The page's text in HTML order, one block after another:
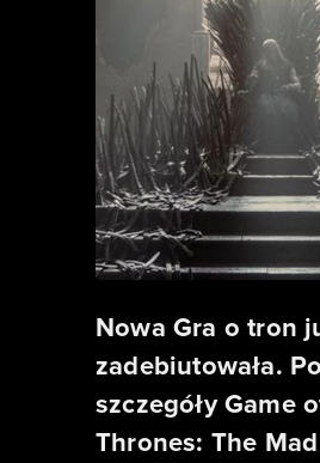
Nowa Gra o tron
zadebiutowała.
szczegóły Game
Thrones: The